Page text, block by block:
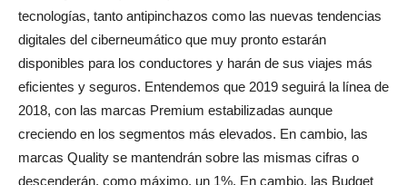
tecnologías, tanto antipinchazos como las nuevas tendencias
digitales del ciberneumático que muy pronto estarán
disponibles para los conductores y harán de sus viajes más
eficientes y seguros. Entendemos que 2019 seguirá la línea de
2018, con las marcas Premium estabilizadas aunque
creciendo en los segmentos más elevados. En cambio, las
marcas Quality se mantendrán sobre las mismas cifras o
descenderán, como máximo, un 1%. En cambio, las Budget